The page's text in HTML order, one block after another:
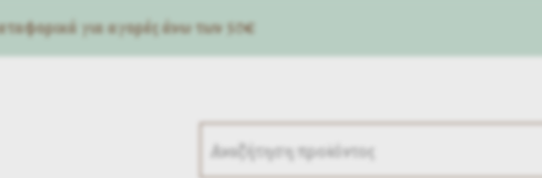
για αγορές άνω των 50€